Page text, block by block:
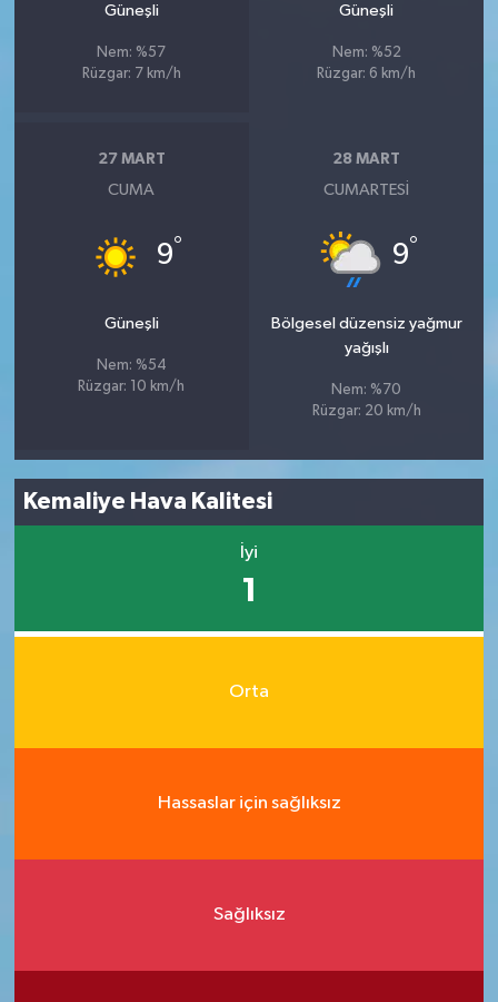
Güneşli
Nem: %57
Rüzgar: 7 km/h
Güneşli
Nem: %52
Rüzgar: 6 km/h
27 MART
CUMA
9°
Güneşli
Nem: %54
Rüzgar: 10 km/h
28 MART
CUMARTESI
9°
Bölgesel düzensiz yağmur
yağışlı
Nem: %70
Rüzgar: 20 km/h
Kemaliye Hava Kalitesi
İyi
1
Orta
Hassaslar için sağlıksız
Sağlıksız